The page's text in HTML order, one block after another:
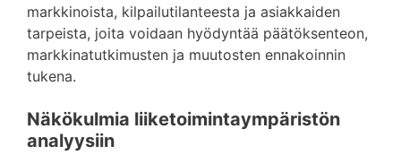
markkinoista, kilpailutilanteesta ja asiakkaiden
tarpeista, joita voidaan hyödyntää päätöksenteon,
markkinatutkimusten ja muutosten ennakoinnin
tukena.
Näkökulmia liiketoimintaympäristön
analyysiin